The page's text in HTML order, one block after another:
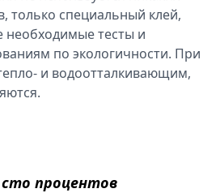
только специальный клей,
необходимые тесты и
по экологичности. При
и водоотталкивающим,
процентов